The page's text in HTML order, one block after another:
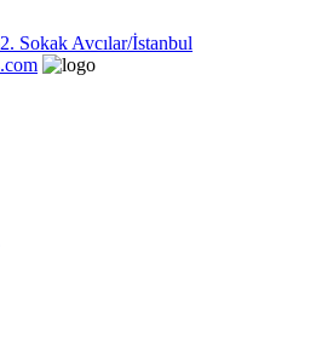
Sokak Avcılar/İstanbul